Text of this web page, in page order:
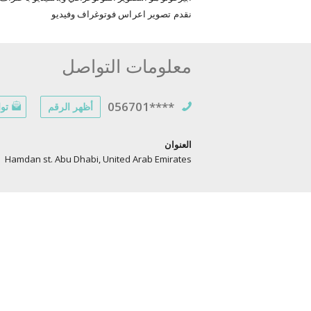
نقدم تصوير اعراس فوتوغراف وفيديو
معلومات التواصل
056701**** أظهر الرقم
العنوان
Hamdan st. Abu Dhabi, United Arab Emirates